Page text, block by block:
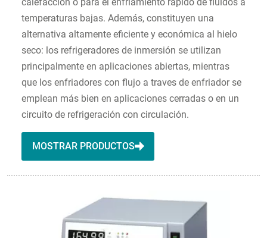
temperaturas bajas. Además, constituyen una
alternativa altamente eficiente y económica al hielo
seco: los refrigeradores de inmersión se utilizan
principalmente en aplicaciones abiertas, mientras
que los enfriadores con flujo a traves de enfriador se
emplean más bien en aplicaciones cerradas o en un
circuito de refrigeración con circulación.
MOSTRAR PRODUCTOS